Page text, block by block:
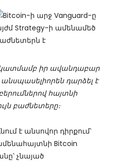
իր ավանդաբար
դարձել է
հայտնի
բաժնետերը։
է անսովոր դիրքում՝
Bitcoin
չնայած